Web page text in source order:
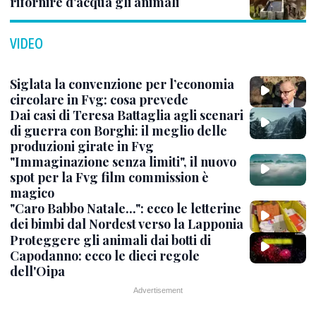
VIDEO
Siglata la convenzione per l’economia
circolare in Fvg: cosa prevede
Dai casi di Teresa Battaglia agli scenari
di guerra con Borghi: il meglio delle
produzioni girate in Fvg
"Immaginazione senza limiti", il nuovo
spot per la Fvg film commission è
magico
"Caro Babbo Natale...": ecco le letterine
dei bimbi dal Nordest verso la Lapponia
Proteggere gli animali dai botti di
Capodanno: ecco le dieci regole
dell'Oipa